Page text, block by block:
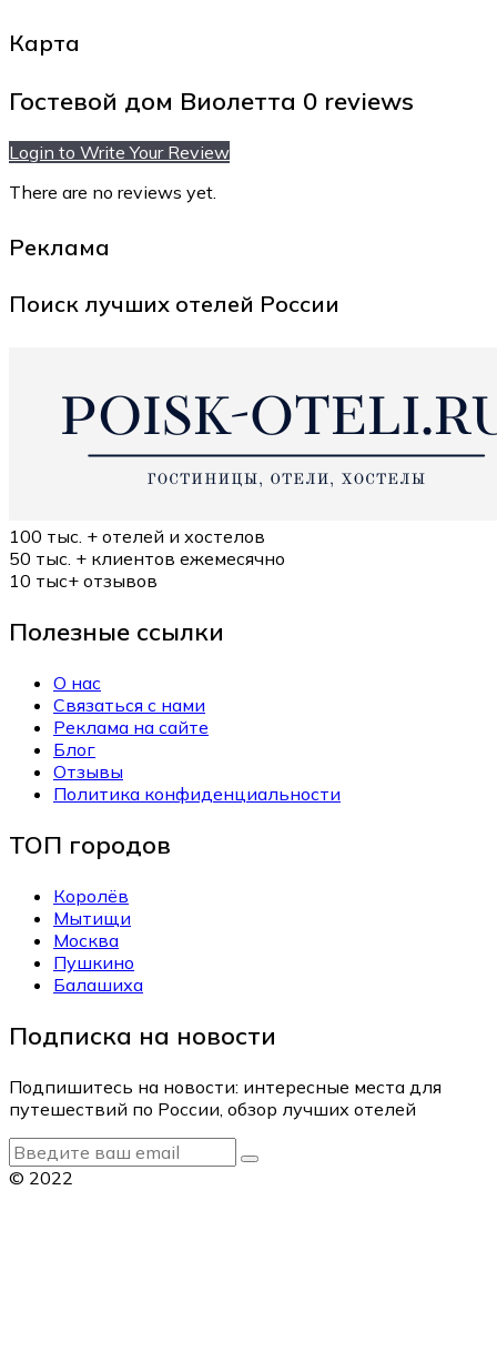
Карта
Гостевой дом Виолетта 0 reviews
Login to Write Your Review
There are no reviews yet.
Реклама
Поиск лучших отелей России
100 тыс. + отелей и хостелов
50 тыс. + клиентов ежемесячно
10 тыс+ отзывов
Полезные ссылки
О нас
Связаться с нами
Реклама на сайте
Блог
Отзывы
Политика конфиденциальности
ТОП городов
Королёв
Мытищи
Москва
Пушкино
Балашиха
Подписка на новости
Подпишитесь на новости: интересные места для
путешествий по России, обзор лучших отелей
© 2022